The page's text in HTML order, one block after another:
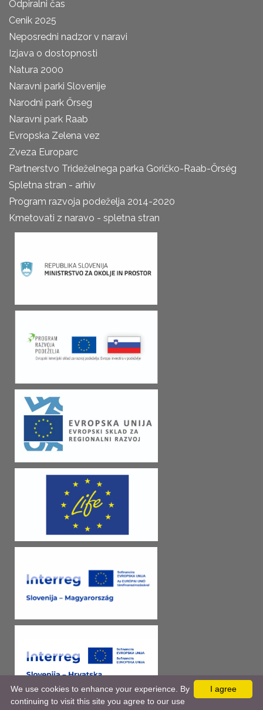
Odpiralni čas
Cenik 2025
Neposredni nadzor v naravi
Izjava o dostopnosti
Natura 2000
Naravni parki Slovenije
Narodni park Őrseg
Naravni park Raab
Evropska Zelena vez
Zveza Europarc
Partnerstvo Trideželnega parka Goričko-Raab-Őrség
Spletna stran - arhiv
Program razvoja podeželja 2014-2020
Kmetovati z naravo - spletna stran
I agree
We use cookies to enhance your experience. By
continuing to visit this site you agree to our use